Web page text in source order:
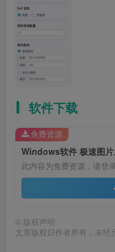
软件下载
Windows软件 极速图
此内容为免费资源，请登
免费资源
© 版权声明
文章版权归作者所有，未经